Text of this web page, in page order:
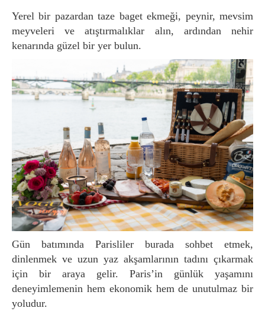
Yerel bir pazardan taze baget ekmeği, peynir, mevsim
meyveleri ve atıştırmalıklar alın, ardından nehir
kenarında güzel bir yer bulun.
Gün batımında Parisliler burada sohbet etmek,
dinlenmek ve uzun yaz akşamlarının tadını çıkarmak
için bir araya gelir. Paris’in günlük yaşamını
deneyimlemenin hem ekonomik hem de unutulmaz bir
yoludur.